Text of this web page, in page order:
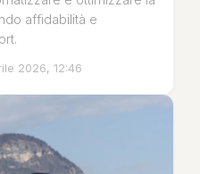
affidabilità e
2026, 12:46